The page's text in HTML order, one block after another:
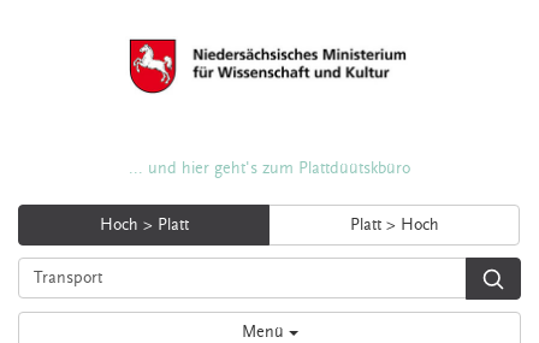
... und hier geht's zum Plattdüütskbüro
Hoch > Platt Platt > Hoch
Menü